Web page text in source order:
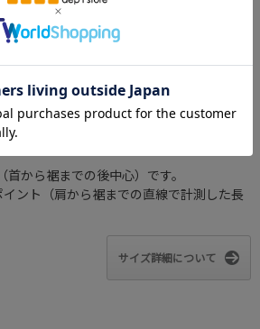
20 24
21/27 23.5/29 25/31
から裾までの後中心）です。
ント（肩から裾までの直線で計測した長
サイズ詳細について